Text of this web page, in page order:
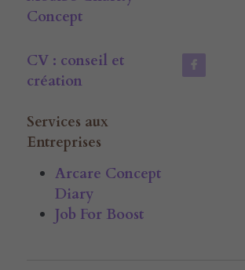
Concept
CV : conseil et
création
Services aux
Entreprises
Arcare Concept
Diary
Job For Boost